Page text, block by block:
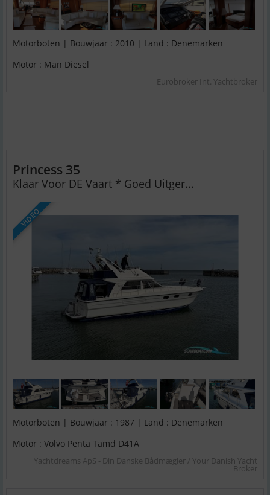
Motorboten | Bouwjaar : 2010 | Land : Denemarken
Motor : Man Diesel
Eurobroker Int. Yachtbroker
Princess 35
Klaar Voor DE Vaart * Goed Uitger...
VIDEO
Motorboten | Bouwjaar : 1987 | Land : Denemarken
Motor : Volvo Penta Tamd D41A
Yachtdreams ApS - Din Danske Bådmægler / Your Danish Yacht
Broker